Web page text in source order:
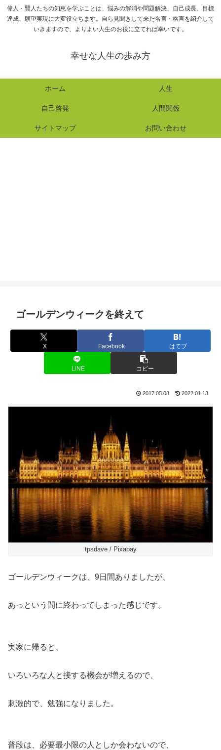
偉人・賢人たちの知恵を学ぶことは、悩みの解消や問題解決、自己成長、目標
達成、願望実現に大変役立ちます。自ら見聞きして来た名言・格言を紹介して
いきますので、よりよい人生のお役に立てれば幸いです。
幸せな人生の歩み方
ホーム 人生
自己啓発 人間関係
サイトマップ お問い合わせ
ゴールデンウィークを終えて
X Facebook はてブ
LINE コピー
2017.05.08 2022.01.13
tpsdave / Pixabay
ゴールデンウィークは、9日間ありましたが、
あっという間に終わってしまった感じです。
実家に帰ると、
いろいろな人と接する機会が増えるので、
刺激的で、勉強になりました。
普段は、必要最小限の人としか会わないので、